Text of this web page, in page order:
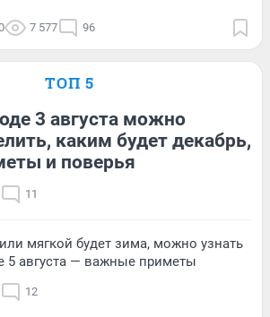
7 577 96
ТОП 5
3 августа можно
каким будет декабрь,
и поверья
11
мягкой будет зима, можно узнать
5 августа — важные приметы
12